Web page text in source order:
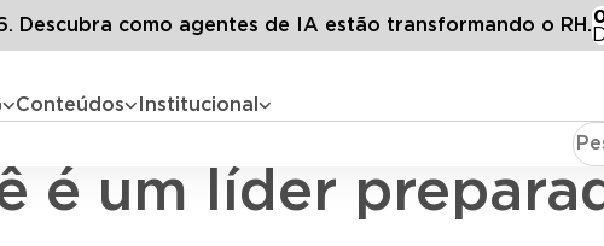
Conteúdos Institucional
Descubra como agentes de IA estão transformando o RH.
Ambidestria: você é um líder preparado
é um líder